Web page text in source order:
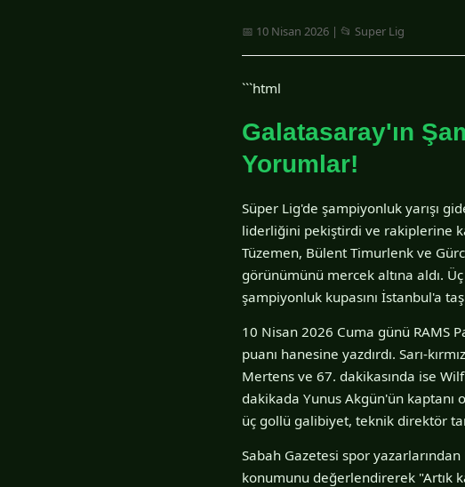
📅 10 Nisan 2026 | 📂 Super Lig
```html
Galatasaray'ın
Yorumlar!
Süper Lig'de şampiyonluk yarışı
liderliğini pekiştirdi ve rakiplerine
Tüzemen, Bülent Timurlenk ve
görünümünü mercek altına aldı.
şampiyonluk kupasını İstanbul'a
10 Nisan 2026 Cuma günü RAMS
puanı hanesine yazdırdı. Sarı-
Mertens ve 67. dakikasında ise
dakikada Yunus Akgün'ün kaptanı
üç gollü galibiyet, teknik direktör
Sabah Gazetesi spor
konumunu değerlendirerek "Artık